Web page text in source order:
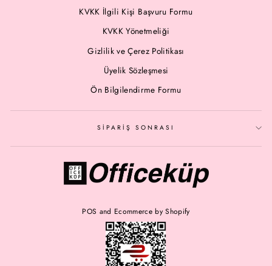
KVKK İlgili Kişi Başvuru Formu
KVKK Yönetmeliği
Gizlilik ve Çerez Politikası
Üyelik Sözleşmesi
Ön Bilgilendirme Formu
SİPARİŞ SONRASI
POS and Ecommerce by Shopify